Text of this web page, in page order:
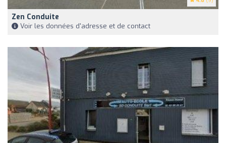
Zen Conduite
Voir les données d'adresse et de contact